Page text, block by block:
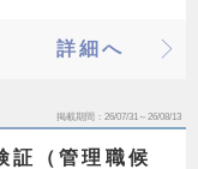
詳細へ
掲載期間 26/07/31～26/08/13
証（管理職候